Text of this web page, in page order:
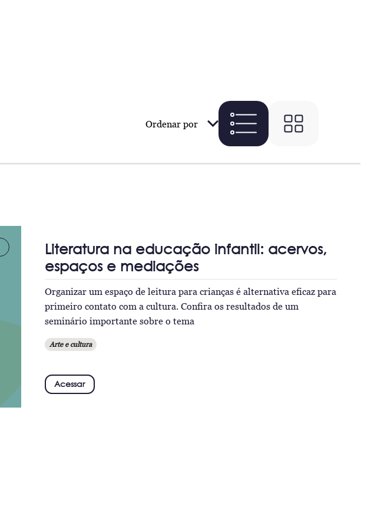
Ordenar por
Literatura na educação infantil: acervos,
espaços e mediações
Organizar um espaço de leitura para crianças é alternativa eficaz para
primeiro contato com a cultura. Confira os resultados de um
seminário importante sobre o tema
Arte e cultura
Acessar